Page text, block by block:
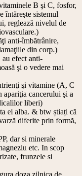
B şi C, fosfor,
întăreşte sistemul
reglează nivelul de
anti-îmbătrânire,
din corp.)
efect anti-
şi o vedere mai
şi vitamine (A, C
cancerului şi a
liberi)
ei alba. & btw știați că
diferite prin formă,
dar si minerale
etc. In scop
frunzele si